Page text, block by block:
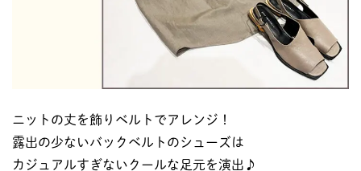
ニットの丈を飾りベルトでアレンジ！
露出の少ないバックベルトのシューズは
カジュアルすぎないクールな足元を演出♪